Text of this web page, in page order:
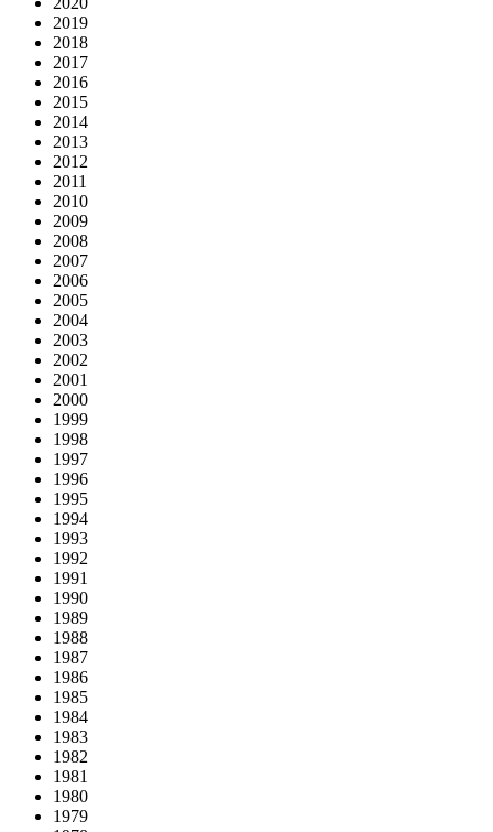
2019
2018
2017
2016
2015
2014
2013
2012
2011
2010
2009
2008
2007
2006
2005
2004
2003
2002
2001
2000
1999
1998
1997
1996
1995
1994
1993
1992
1991
1990
1989
1988
1987
1986
1985
1984
1983
1982
1981
1980
1979